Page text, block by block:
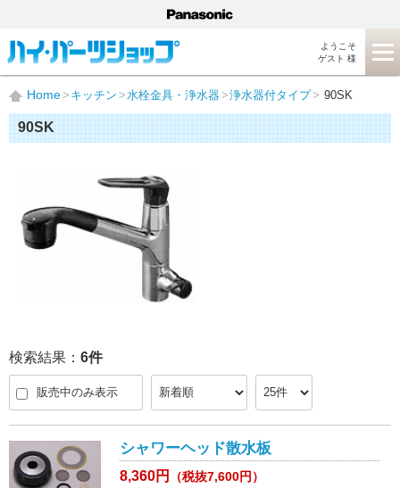
ようこそ
ゲスト 様
Home キッチン 水栓金具・浄水器 浄水器付タイプ 90SK
90SK
検索結果： 6件
販売中のみ表示
シャワーヘッド散水板
8,360円 （税抜7,600円）